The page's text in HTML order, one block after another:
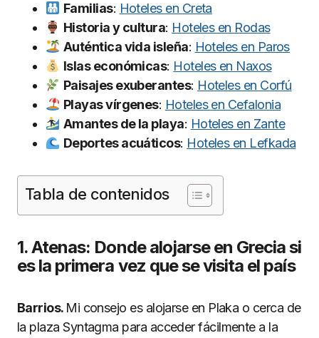
Familias: Hoteles en Creta
Historia y cultura: Hoteles en Rodas
Auténtica vida isleña: Hoteles en Paros
Islas económicas: Hoteles en Naxos
Paisajes exuberantes: Hoteles en Corfú
Playas vírgenes: Hoteles en Cefalonia
Amantes de la playa: Hoteles en Zante
Deportes acuáticos: Hoteles en Lefkada
Tabla de contenidos
1. Atenas: Donde alojarse en Grecia si
es la primera vez que se visita el país
Barrios. Mi consejo es alojarse en Plaka o cerca de
la plaza Syntagma para acceder fácilmente a la